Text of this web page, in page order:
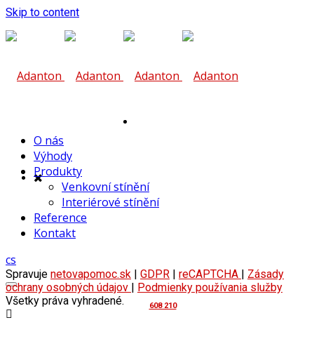
Skip to content
608 210
O nás
Výhody
Produkty
Venkovní stínění
Interiérové stínění
Reference
Kontakt
cs
Spravuje netovapomoc.sk | GDPR | reCAPTCHA | Zásady
ochrany osobných údajov | Podmienky používania služby
Všetky práva vyhradené.